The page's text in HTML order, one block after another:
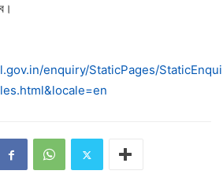
enquiry/StaticPages/